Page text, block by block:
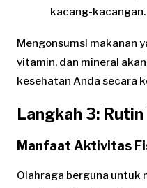
kacang-kacangan.
Mengonsumsi makanan
vitamin, dan mineral
kesehatan Anda secara
Langkah 3:
Manfaat Aktivitas
Olahraga berguna untuk